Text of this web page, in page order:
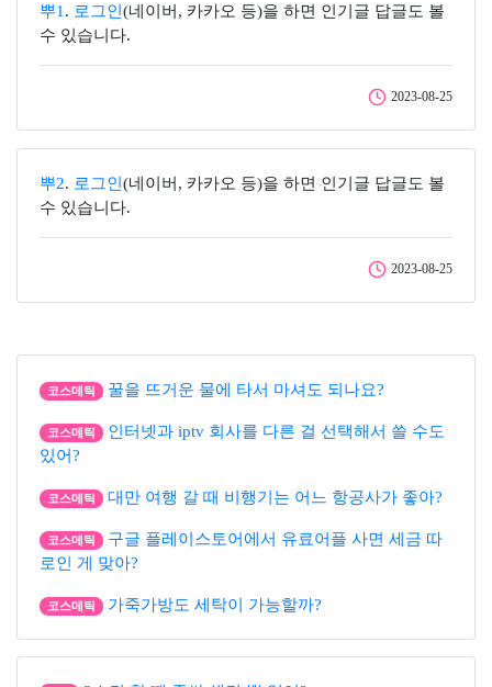
뿌1 . 로그인 (네이버, 카카오 등)을 하면 인기글 답글도 볼
수 있습니다.
2023-08-25
뿌2. 로그인 (네이버, 카카오 등)을 하면 인기글 답글도 볼
수 있습니다.
2023-08-25
코스메틱 꿀을 뜨거운 물에 타서 마셔도 되나요?
코스메틱
인터넷과 iptv 회사를 다른 걸 선택해서 쓸 수도
있어?
코스메틱 대만 여행 갈 때 비행기는 어느 항공사가 좋아?
코스메틱
구글 플레이스토어에서 유료어플 사면 세금 따
로인 게 맞아?
코스메틱 가죽가방도 세탁이 가능할까?